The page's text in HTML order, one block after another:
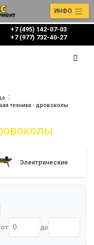
+7 (495) 142-07-03
‎‎+7 (977) 732-40-27
ИНФО
техника - дровоколы
Электрические
от до